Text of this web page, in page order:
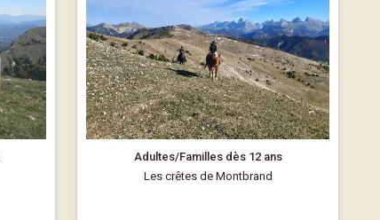
Adultes/Familles dès 12 ans
Les crêtes de Montbrand